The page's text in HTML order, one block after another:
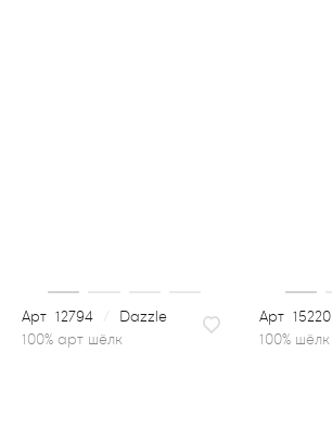
12794 Dazzle 15220
100% шёлк